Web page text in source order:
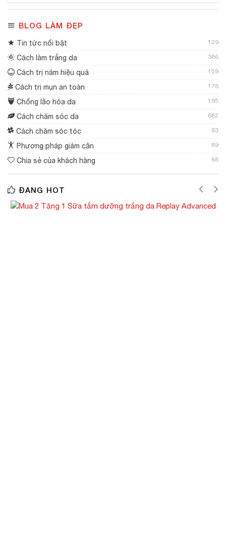
BLOG LÀM ĐẸP
Tin tức nổi bật 129
Cách làm trắng da 386
Cách trị nám hiệu quả 159
Cách trị mụn an toàn 178
Chống lão hóa da 195
Cách chăm sóc da 682
Cách chăm sóc tóc 83
Phương pháp giảm cân 89
Chia sẻ của khách hàng 88
ĐANG HOT